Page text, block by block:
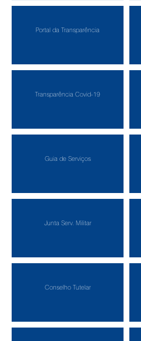
Portal da Transparência
Transparência Covid-19
Guia de Serviços
Junta Serv. Militar
Conselho Tutelar